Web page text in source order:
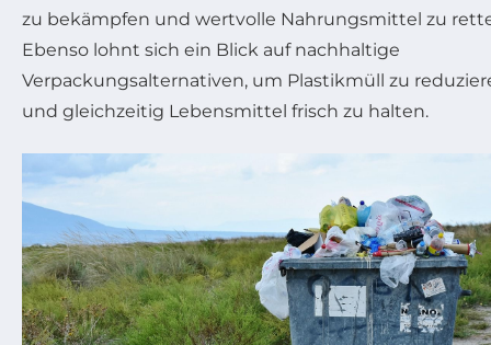
zu bekämpfen und wertvolle Nahrungsmittel zu
Ebenso lohnt sich ein Blick auf nachhaltige
Verpackungsalternativen, um Plastikmüll zu
und gleichzeitig Lebensmittel frisch zu halten.